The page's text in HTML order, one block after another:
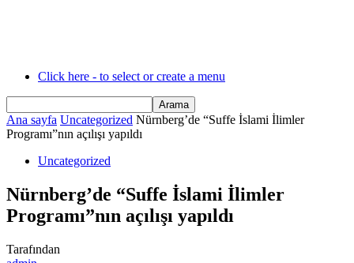
Click here - to select or create a menu
Ana sayfa Uncategorized Nürnberg’de “Suffe İslami İlimler
Programı”nın açılışı yapıldı
Uncategorized
Nürnberg’de “Suffe İslami İlimler
Programı”nın açılışı yapıldı
Tarafından